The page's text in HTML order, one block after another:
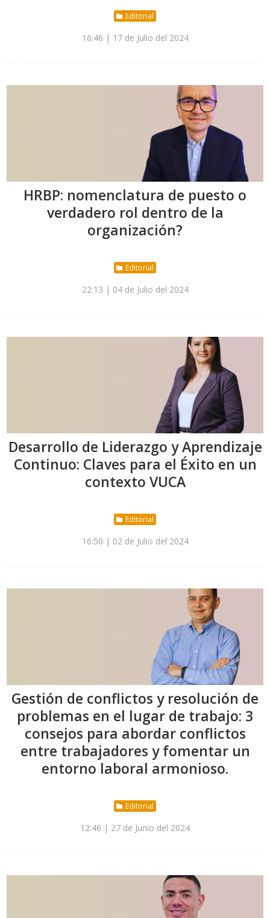
Editorial
16:46 | 17 de Julio del 2024
HRBP: nomenclatura de puesto o
verdadero rol dentro de la
organización?
Editorial
22:13 | 04 de Julio del 2024
Desarrollo de Liderazgo y Aprendizaje
Continuo: Claves para el Éxito en un
contexto VUCA
Editorial
16:50 | 02 de Julio del 2024
Gestión de conflictos y resolución de
problemas en el lugar de trabajo: 3
consejos para abordar conflictos
entre trabajadores y fomentar un
entorno laboral armonioso.
Editorial
12:46 | 27 de Junio del 2024